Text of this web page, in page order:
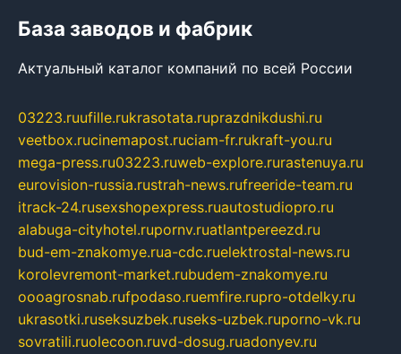
База заводов и фабрик
Актуальный каталог компаний по всей России
03223.ruufille.rukrasotata.ruprazdnikdushi.ru
veetbox.rucinemapost.ruciam-fr.rukraft-you.ru
mega-press.ru03223.ruweb-explore.rurastenuya.ru
eurovision-russia.rustrah-news.rufreeride-team.ru
itrack-24.rusexshopexpress.ruautostudiopro.ru
alabuga-cityhotel.rupornv.ruatlantpereezd.ru
bud-em-znakomye.rua-cdc.ruelektrostal-news.ru
korolevremont-market.rubudem-znakomye.ru
oooagrosnab.rufpodaso.ruemfire.rupro-otdelky.ru
ukrasotki.ruseksuzbek.ruseks-uzbek.ruporno-vk.ru
sovratili.ruolecoon.ruvd-dosug.ruadonyev.ru